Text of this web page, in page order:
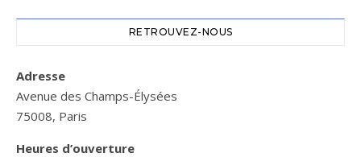
RETROUVEZ-NOUS
Adresse
Avenue des Champs-Élysées
75008, Paris
Heures d’ouverture